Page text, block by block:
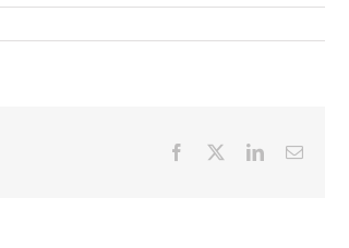
Facebook LinkedIn
E-